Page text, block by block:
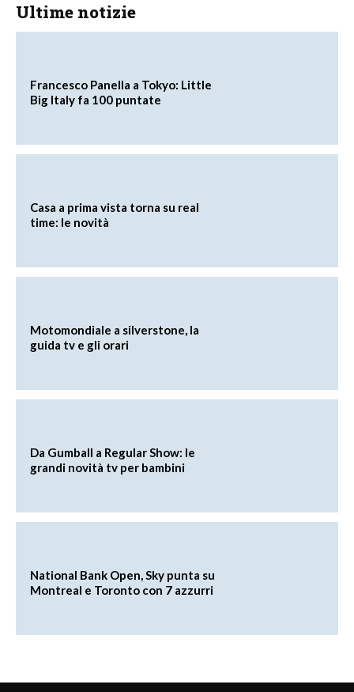
Ultime notizie
Francesco Panella a Tokyo: Little
Big Italy fa 100 puntate
Casa a prima vista torna su real
time: le novità
Motomondiale a silverstone, la
guida tv e gli orari
Da Gumball a Regular Show: le
grandi novità tv per bambini
National Bank Open, Sky punta su
Montreal e Toronto con 7 azzurri